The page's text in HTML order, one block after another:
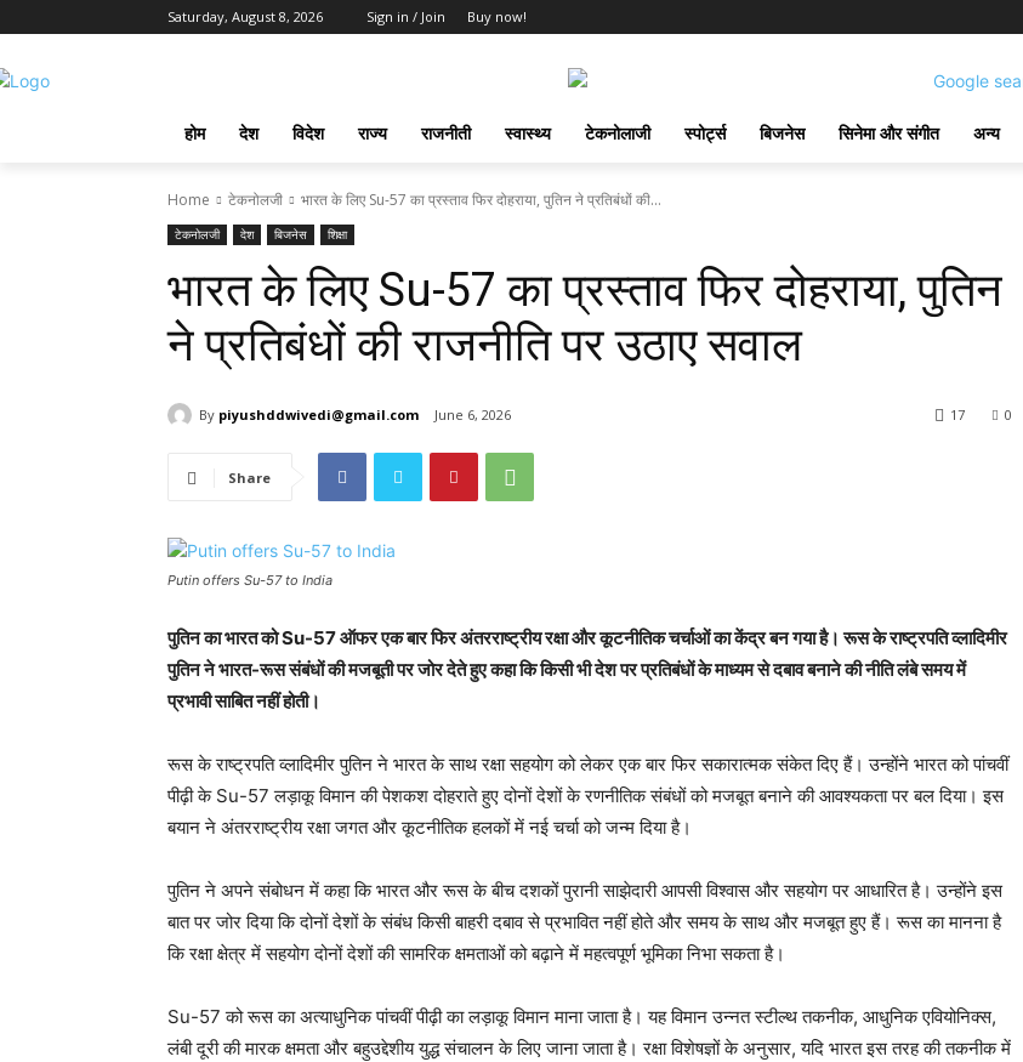
Saturday, August 8, 2026 Sign in / Join Buy now!
होम देश विदेश राज्य राजनीती स्वास्थ्य टेकनोलाजी स्पोर्ट्स बिजनेस सिनेमा और संगीत अन्य
Home टेकनोलजी भारत के लिए Su-57 का प्रस्ताव फिर दोहराया, पुतिन ने प्रतिबंधों की...
टेकनोलजी देश बिजनेस शिक्षा
भारत के लिए Su-57 का प्रस्ताव फिर दोहराया, पुतिन
ने प्रतिबंधों की राजनीति पर उठाए सवाल
By piyushddwivedi@gmail.com June 6, 2026 0
17
Share
Putin offers Su-57 to India
पुतिन का भारत को Su-57 ऑफर एक बार फिर अंतरराष्ट्रीय रक्षा और कूटनीतिक चर्चाओं का केंद्र बन गया है। रूस के राष्ट्रपति व्लादिमीर
पुतिन ने भारत-रूस संबंधों की मजबूती पर जोर देते हुए कहा कि किसी भी देश पर प्रतिबंधों के माध्यम से दबाव बनाने की नीति लंबे समय में
प्रभावी साबित नहीं होती।
रूस के राष्ट्रपति व्लादिमीर पुतिन ने भारत के साथ रक्षा सहयोग को लेकर एक बार फिर सकारात्मक संकेत दिए हैं। उन्होंने भारत को पांचवीं
पीढ़ी के Su-57 लड़ाकू विमान की पेशकश दोहराते हुए दोनों देशों के रणनीतिक संबंधों को मजबूत बनाने की आवश्यकता पर बल दिया। इस
बयान ने अंतरराष्ट्रीय रक्षा जगत और कूटनीतिक हलकों में नई चर्चा को जन्म दिया है।
पुतिन ने अपने संबोधन में कहा कि भारत और रूस के बीच दशकों पुरानी साझेदारी आपसी विश्वास और सहयोग पर आधारित है। उन्होंने इस
बात पर जोर दिया कि दोनों देशों के संबंध किसी बाहरी दबाव से प्रभावित नहीं होते और समय के साथ और मजबूत हुए हैं। रूस का मानना है
कि रक्षा क्षेत्र में सहयोग दोनों देशों की सामरिक क्षमताओं को बढ़ाने में महत्वपूर्ण भूमिका निभा सकता है।
Su-57 को रूस का अत्याधुनिक पांचवीं पीढ़ी का लड़ाकू विमान माना जाता है। यह विमान उन्नत स्टील्थ तकनीक, आधुनिक एवियोनिक्स,
लंबी दूरी की मारक क्षमता और बहुउद्देशीय युद्ध संचालन के लिए जाना जाता है। रक्षा विशेषज्ञों के अनुसार, यदि भारत इस तरह की तकनीक में